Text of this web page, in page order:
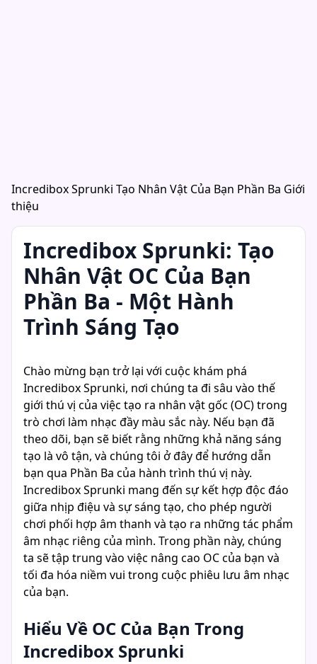
Incredibox Sprunki Tạo Nhân Vật Của Bạn Phần Ba Giới
thiệu
Incredibox Sprunki: Tạo
Nhân Vật OC Của Bạn
Phần Ba - Một Hành
Trình Sáng Tạo
Chào mừng bạn trở lại với cuộc khám phá
Incredibox Sprunki, nơi chúng ta đi sâu vào thế
giới thú vị của việc tạo ra nhân vật gốc (OC) trong
trò chơi làm nhạc đầy màu sắc này. Nếu bạn đã
theo dõi, bạn sẽ biết rằng những khả năng sáng
tạo là vô tận, và chúng tôi ở đây để hướng dẫn
bạn qua Phần Ba của hành trình thú vị này.
Incredibox Sprunki mang đến sự kết hợp độc đáo
giữa nhịp điệu và sự sáng tạo, cho phép người
chơi phối hợp âm thanh và tạo ra những tác phẩm
âm nhạc riêng của mình. Trong phần này, chúng
ta sẽ tập trung vào việc nâng cao OC của bạn và
tối đa hóa niềm vui trong cuộc phiêu lưu âm nhạc
của bạn.
Hiểu Về OC Của Bạn Trong
Incredibox Sprunki